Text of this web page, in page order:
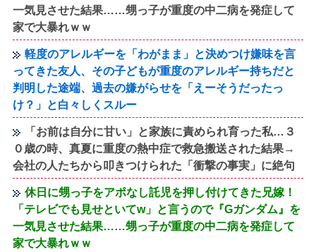
一気見させた結果……甥っ子が重度の中二病を発症して
家で大暴れｗｗ
軽度のアレルギーを「わがまま」と決めつけ嫌味を言
ってきた友人、その子どもが重度のアレルギー持ちだと
判明した途端、過去の嫌がらせを「えーそうだったっ
け？」と白々しくスルー
「お前は自分に甘い」と家族に責められ育った私…３
０歳の時、真夏に重度の熱中症で救急搬送された結果→
会社の人たちから叩きつけられた「衝撃の事実」に絶句
休日に甥っ子をアポなし託児を押し付けてきた兄嫁！
「テレビでも見せといてw」と言うので『Gガンダム』を
一気見させた結果……甥っ子が重度の中二病を発症して
家で大暴れｗｗ